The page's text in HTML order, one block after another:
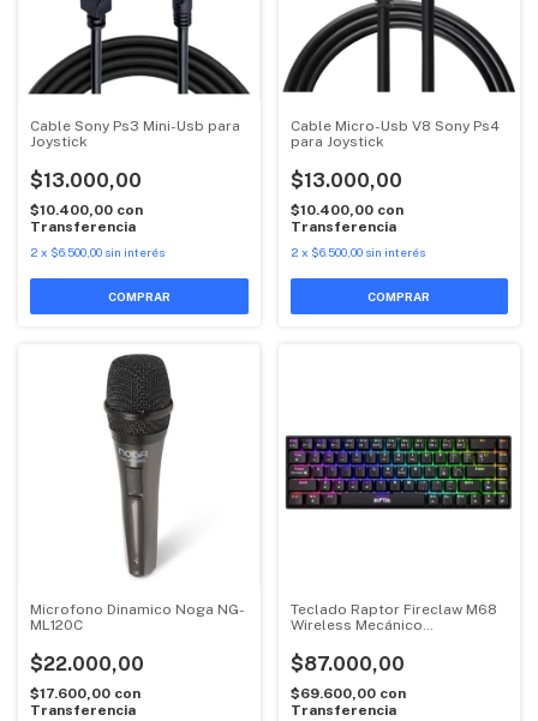
Cable Sony Ps3 Mini-Usb para
Joystick
$13.000,00
$10.400,00 con
Transferencia
2 x $6.500,00 sin interés
Cable Micro-Usb V8 Sony Ps4
para Joystick
$13.000,00
$10.400,00 con
Transferencia
2 x $6.500,00 sin interés
Microfono Dinamico Noga NG-
ML120C
$22.000,00
$17.600,00 con
Transferencia
Teclado Raptor Fireclaw M68
Wireless Mecánico
$87.000,00
$69.600,00 con
Transferencia